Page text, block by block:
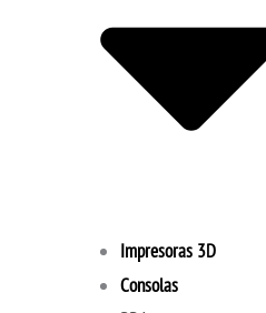
Impresoras 3D
Consolas